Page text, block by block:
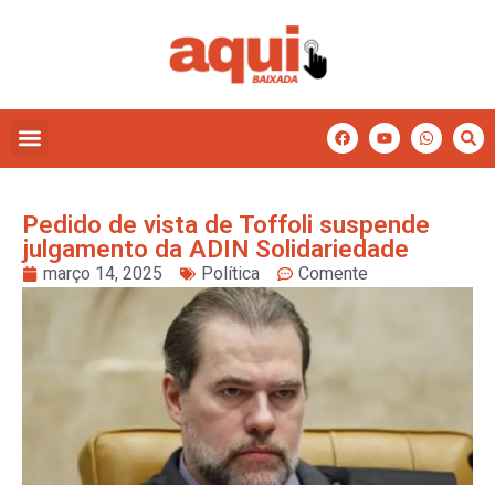
Pedido de vista de Toffoli suspende
julgamento da ADIN Solidariedade
março 14, 2025 Política Comente